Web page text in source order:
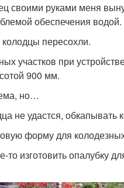
своими руками меня
обеспечения водой.
пересохли.
участков при
900 мм.
но…
не удастся,
форму для
изготовить опалубку